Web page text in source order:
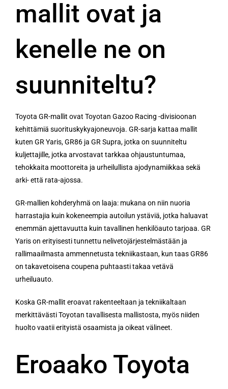
mallit ovat ja
kenelle ne on
suunniteltu?
Toyota GR-mallit ovat Toyotan Gazoo Racing -divisioonan
kehittämiä suorituskykyajoneuvoja. GR-sarja kattaa mallit
kuten GR Yaris, GR86 ja GR Supra, jotka on suunniteltu
kuljettajille, jotka arvostavat tarkkaa ohjaustuntumaa,
tehokkaita moottoreita ja urheilullista ajodynamiikkaa sekä
arki- että rata-ajossa.
GR-mallien kohderyhmä on laaja: mukana on niin nuoria
harrastajia kuin kokeneempia autoilun ystäviä, jotka haluavat
enemmän ajettavuutta kuin tavallinen henkilöauto tarjoaa. GR
Yaris on erityisesti tunnettu nelivetojärjestelmästään ja
rallimaailmasta ammennetusta tekniikastaan, kun taas GR86
on takavetoisena coupena puhtaasti takaa vetävä
urheiluauto.
Koska GR-mallit eroavat rakenteeltaan ja tekniikaltaan
merkittävästi Toyotan tavallisesta mallistosta, myös niiden
huolto vaatii erityistä osaamista ja oikeat välineet.
Eroaako Toyota